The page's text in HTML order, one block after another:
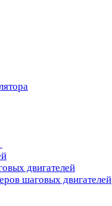
двигателей
шаговых двигателей